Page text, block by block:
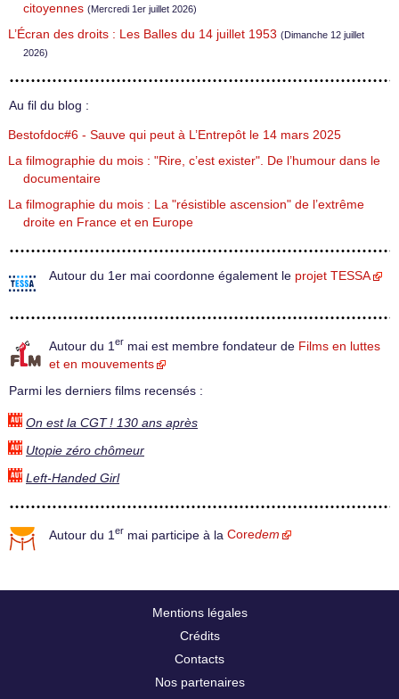
citoyennes (Mercredi 1er juillet 2026)
L’Écran des droits : Les Balles du 14 juillet 1953 (Dimanche 12 juillet
2026)
Au fil du blog :
Bestofdoc#6 - Sauve qui peut à L’Entrepôt le 14 mars 2025
La filmographie du mois : "Rire, c’est exister". De l’humour dans le
documentaire
La filmographie du mois : La "résistible ascension" de l’extrême
droite en France et en Europe
Autour du 1er mai coordonne également le projet TESSA
Autour du 1 er mai est membre fondateur de Films en luttes
et en mouvements
Parmi les derniers films recensés :
On est la CGT ! 130 ans après
Utopie zéro chômeur
Left-Handed Girl
Autour du 1 er mai participe à la Coredem
Mentions légales
Crédits
Contacts
Nos partenaires